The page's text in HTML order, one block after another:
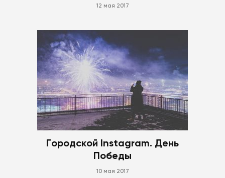
12 мая 2017
Городской Instagram. День
Победы
10 мая 2017